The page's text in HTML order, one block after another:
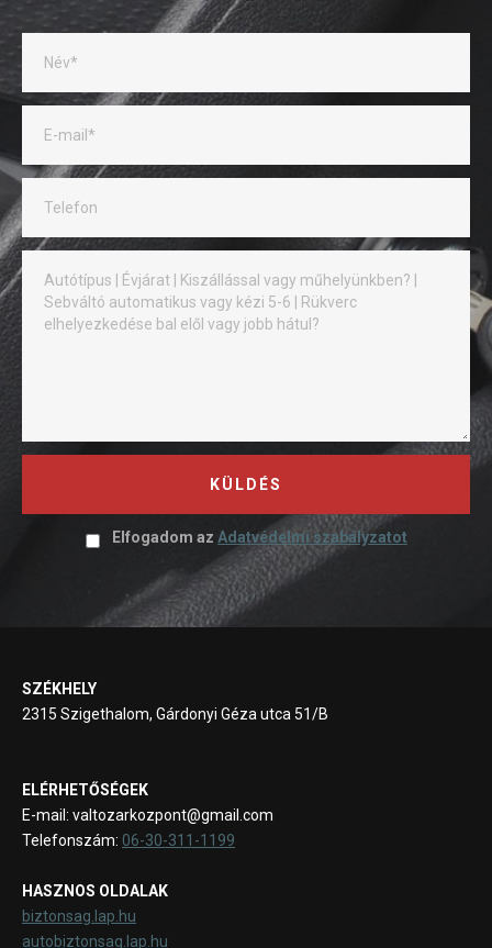
KÜLDÉS
Elfogadom az Adatvédelmi szabályzatot
SZÉKHELY
2315 Szigethalom, Gárdonyi Géza utca 51/B
ELÉRHETŐSÉGEK
E-mail: valtozarkozpont@gmail.com
Telefonszám: 06-30-311-1199
HASZNOS OLDALAK
biztonsag.lap.hu
autobiztonsag.lap.hu